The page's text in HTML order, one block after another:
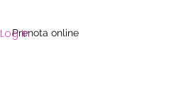
Prenota online
Log In